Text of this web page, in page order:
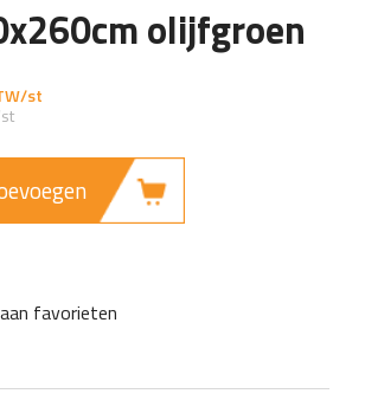
olijfgroen
favorieten